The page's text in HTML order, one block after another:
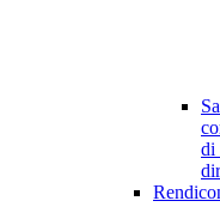
di